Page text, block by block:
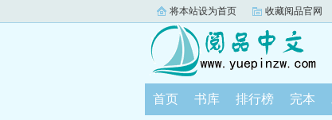
将本站设为首页 收藏阅品官网
首页 书库 排行榜 完本